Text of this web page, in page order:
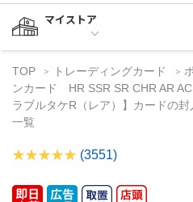
マイストア
TOP トレーディングカード
ンカード HR SSR SR CHR AR
ラブルタケR（レア）】カードの
一覧
(3551)